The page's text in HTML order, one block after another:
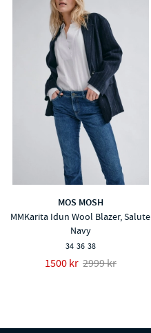
MOS MOSH
MMKarita Idun Wool Blazer, Salute
Navy
34 36 38
1500 kr 2999 kr